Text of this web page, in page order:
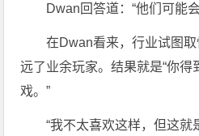
Dwan回答道：“他们可能
在Dwan看来，行业试图
远了业余玩家。结果就是“你
戏。”
“我不太喜欢这样，但这